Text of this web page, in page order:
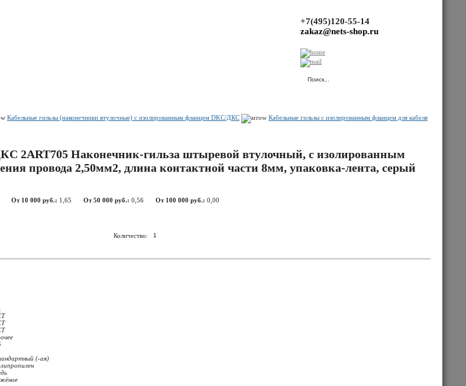
+7(495)120-55-14
zakaz@nets-shop.ru
Кабельные гильзы (наконечники втулочные) с изолированным фланцем DKC/ДКС
Кабельные гильзы с изолированным фланцем для кабеля
2ART705 Наконечник-гильза штыревой втулочный, с изолированным
провода 2,50мм2, длина контактной части 8мм, упаковка-лента, серый
От 10 000 руб.: 1,65 От 50 000 руб.: 0,56 От 100 000 руб.: 0,00
Количество:
(-ая)